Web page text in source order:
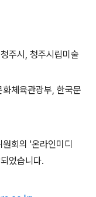
주시, 청주시립미술
체육관광부, 한국문
회의 '온라인미디
었습니다.